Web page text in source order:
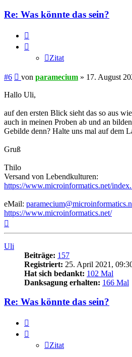
Re: Was könnte das sein?
Zitat
#6 Beitrag
von paramecium » 17. August
Hallo Uli,
auf den ersten Blick sieht das so aus
auch in meinen Proben ab und an
Gebilde denn? Halte uns mal auf dem
Gruß
Thilo
Versand von Lebendkulturen:
https://www.microinformatics.net/
eMail:
https://www.microinformatics.net/
Uli
Beiträge: 157
Registriert: 25. April 2021,
Hat sich bedankt: 102 Mal
Danksagung erhalten: 166 Mal
Re: Was könnte das sein?
Zitat